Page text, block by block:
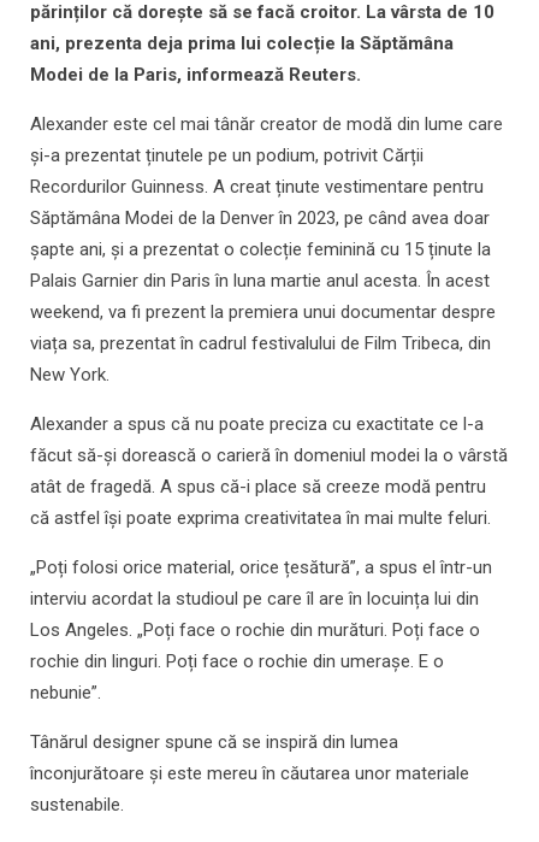
părinților că dorește să se facă croitor. La vârsta de 10
ani, prezenta deja prima lui colecție la Săptămâna
Modei de la Paris, informează Reuters.
Alexander este cel mai tânăr creator de modă din lume care
și-a prezentat ținutele pe un podium, potrivit Cărții
Recordurilor Guinness. A creat ținute vestimentare pentru
Săptămâna Modei de la Denver în 2023, pe când avea doar
șapte ani, și a prezentat o colecție feminină cu 15 ținute la
Palais Garnier din Paris în luna martie anul acesta. În acest
weekend, va fi prezent la premiera unui documentar despre
viața sa, prezentat în cadrul festivalului de Film Tribeca, din
New York.
Alexander a spus că nu poate preciza cu exactitate ce l-a
făcut să-și dorească o carieră în domeniul modei la o vârstă
atât de fragedă. A spus că-i place să creeze modă pentru
că astfel își poate exprima creativitatea în mai multe feluri.
„Poți folosi orice material, orice țesătură”, a spus el într-un
interviu acordat la studioul pe care îl are în locuința lui din
Los Angeles. „Poți face o rochie din murături. Poți face o
rochie din linguri. Poți face o rochie din umerașe. E o
nebunie”.
Tânărul designer spune că se inspiră din lumea
înconjurătoare și este mereu în căutarea unor materiale
sustenabile.